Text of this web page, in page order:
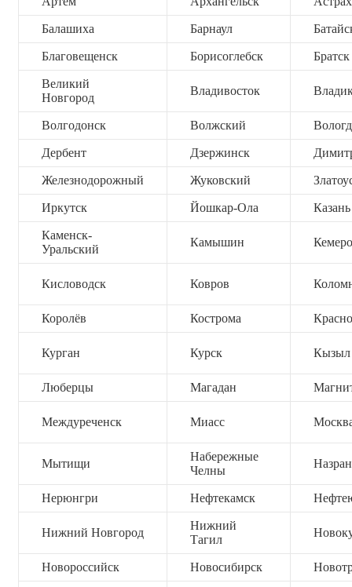
Балашиха Барнаул
Благовещенск Борисоглебск Братск
Великий
Новгород
Владивосток
Волгодонск Волжский
Дербент Дзержинск
Железнодорожный Жуковский
Иркутск Йошкар-Ола Казань
Каменск-
Уральский
Камышин
Кисловодск Ковров
Королёв Кострома
Курган Курск Кызыл
Люберцы Магадан
Междуреченск Миасс
Мытищи
Набережные
Челны
Нерюнгри Нефтекамск
Нижний Новгород
Нижний
Тагил
Новороссийск Новосибирск